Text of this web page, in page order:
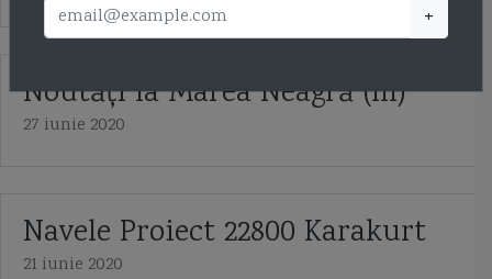
Noutăţi la Marea Neagră (III)
27 iunie 2020
Navele Proiect 22800 Karakurt
21 iunie 2020
+